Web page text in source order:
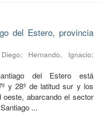
del Estero, provincia
; Hernando, Ignacio;
del Estero está
y 28º de latitud sur y los
oeste, abarcando el sector
...